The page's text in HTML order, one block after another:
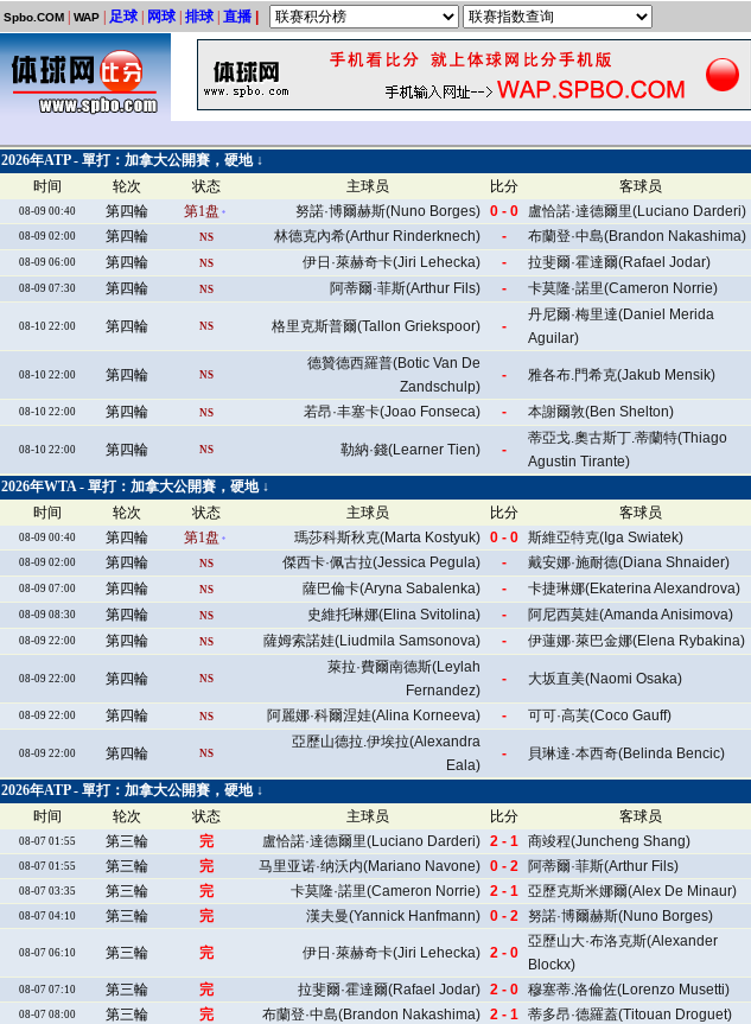
Spbo.COM WAP 足球 网球 排球 直播
2026年ATP - 單打：加拿大公開賽，硬地 ↓
时间
轮次 状态 主球员 比分 客球员
08-09 00:40 第四輪 第1盘 努諾·博爾赫斯(Nuno Borges) 0 - 0 盧恰諾·達德爾里(Luciano Darderi)
08-09 02:00 第四輪 NS 林德克內希(Arthur Rinderknech) - 布蘭登·中島(Brandon Nakashima)
08-09 06:00 第四輪 NS 伊日·萊赫奇卡(Jiri Lehecka) - 拉斐爾·霍達爾(Rafael Jodar)
08-09 07:30 第四輪 NS 阿蒂爾·菲斯(Arthur Fils) - 卡莫隆·諾里(Cameron Norrie)
08-10 22:00 第四輪 NS 格里克斯普爾(Tallon Griekspoor) -
丹尼爾·梅里達(Daniel Merida
Aguilar)
08-10 22:00 第四輪 NS
德贊德西羅普(Botic Van De
Zandschulp)
- 雅各布.門希克(Jakub Mensik)
08-10 22:00 第四輪 NS 若昂·丰塞卡(Joao Fonseca) - 本謝爾敦(Ben Shelton)
08-10 22:00 第四輪 NS 勒納·錢(Learner Tien) -
蒂亞戈.奧古斯丁.蒂蘭特(Thiago
Agustin Tirante)
2026年WTA - 單打：加拿大公開賽，硬地 ↓
时间
轮次 状态 主球员 比分 客球员
08-09 00:40 第四輪 第1盘 瑪莎科斯秋克(Marta Kostyuk) 0 - 0 斯維亞特克(Iga Swiatek)
08-09 02:00 第四輪 NS 傑西卡·佩古拉(Jessica Pegula) - 戴安娜·施耐德(Diana Shnaider)
08-09 07:00 第四輪 NS 薩巴倫卡(Aryna Sabalenka) - 卡捷琳娜(Ekaterina Alexandrova)
08-09 08:30 第四輪 NS 史維托琳娜(Elina Svitolina) - 阿尼西莫娃(Amanda Anisimova)
08-09 22:00 第四輪 NS 薩姆索諾娃(Liudmila Samsonova) - 伊蓮娜·萊巴金娜(Elena Rybakina)
08-09 22:00 第四輪 NS
萊拉·費爾南德斯(Leylah
Fernandez)
- 大坂直美(Naomi Osaka)
08-09 22:00 第四輪 NS 阿麗娜·科爾涅娃(Alina Korneeva) - 可可·高芙(Coco Gauff)
08-09 22:00 第四輪 NS
亞歷山德拉.伊埃拉(Alexandra
Eala)
- 貝琳達·本西奇(Belinda Bencic)
2026年ATP - 單打：加拿大公開賽，硬地 ↓
时间
轮次 状态 主球员 比分 客球员
08-07 01:55 第三輪 完 盧恰諾·達德爾里(Luciano Darderi) 2 - 1 商竣程(Juncheng Shang)
08-07 01:55 第三輪 完 马里亚诺·纳沃内(Mariano Navone) 0 - 2 阿蒂爾·菲斯(Arthur Fils)
08-07 03:35 第三輪 完 卡莫隆·諾里(Cameron Norrie) 2 - 1 亞歷克斯米娜爾(Alex De Minaur)
08-07 04:10 第三輪 完 漢夫曼(Yannick Hanfmann) 0 - 2 努諾·博爾赫斯(Nuno Borges)
08-07 06:10 第三輪 完 伊日·萊赫奇卡(Jiri Lehecka) 2 - 0
亞歷山大·布洛克斯(Alexander
Blockx)
08-07 07:10 第三輪 完 拉斐爾·霍達爾(Rafael Jodar) 2 - 0 穆塞蒂.洛倫佐(Lorenzo Musetti)
08-07 08:00 第三輪 完 布蘭登·中島(Brandon Nakashima) 2 - 1 蒂多昂·德羅蓋(Titouan Droguet)